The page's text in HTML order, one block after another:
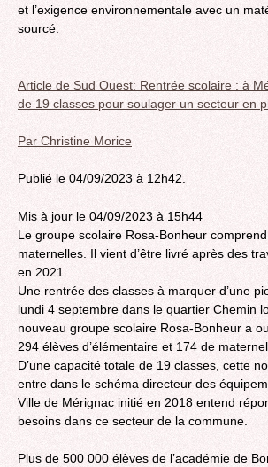
et l’exigence environnementale avec un
sourcé.
Article de Sud Ouest: Rentrée scolaire : à
de 19 classes pour soulager un secteur en
Par Christine Morice
Publié le 04/09/2023 à 12h42.
Mis à jour le 04/09/2023 à 15h44
Le groupe scolaire Rosa-Bonheur
maternelles. Il vient d’être livré après des
en 2021
Une rentrée des classes à marquer d’une
lundi 4 septembre dans le quartier Chemin
nouveau groupe scolaire Rosa-Bonheur a
294 élèves d’élémentaire et 174 de
D’une capacité totale de 19 classes, cette
entre dans le schéma directeur des
Ville de Mérignac initié en 2018 entend
besoins dans ce secteur de la commune.
Plus de 500 000 élèves de l’académie de